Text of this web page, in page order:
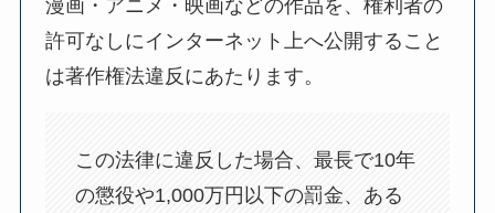
漫画・アニメ・映画などの作品を、権利者の
許可なしにインターネット上へ公開すること
は著作権法違反にあたります。
この法律に違反した場合、最長で10年
の懲役や1,000万円以下の罰金、ある